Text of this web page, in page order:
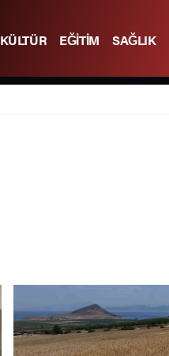
KÜLTÜR EĞİTİM
SAĞLIK